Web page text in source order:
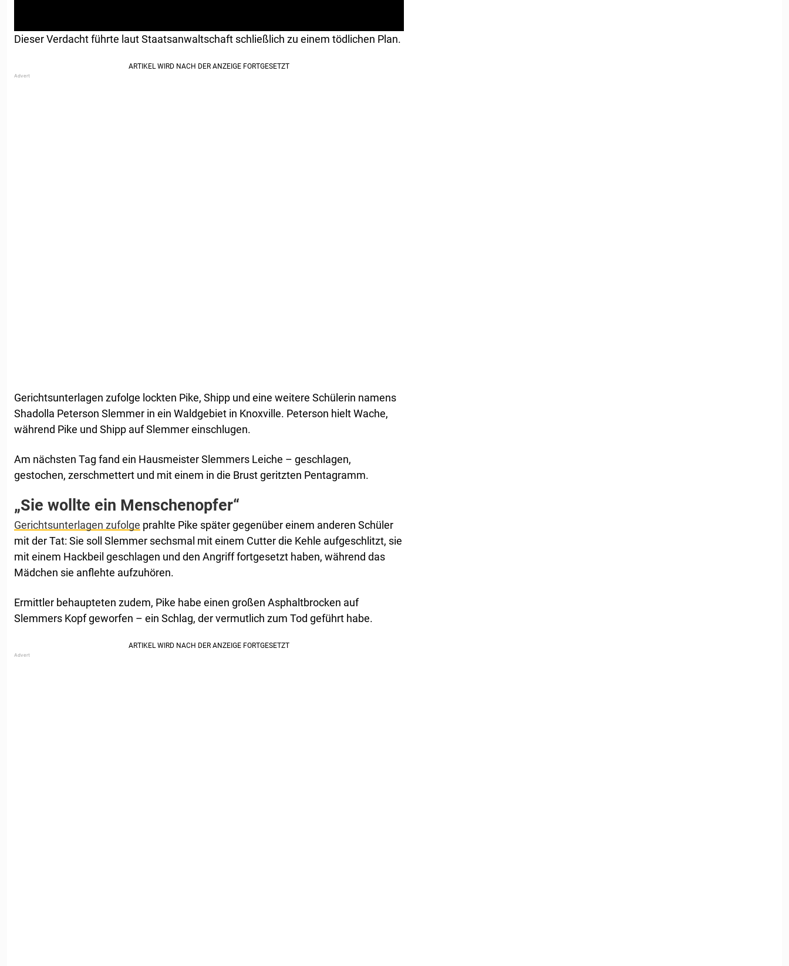
Dieser Verdacht führte laut Staatsanwaltschaft schließlich zu einem tödlichen Plan.
Gerichtsunterlagen zufolge lockten Pike, Shipp und eine weitere Schülerin namens
Shadolla Peterson Slemmer in ein Waldgebiet in Knoxville. Peterson hielt Wache,
während Pike und Shipp auf Slemmer einschlugen.
Am nächsten Tag fand ein Hausmeister Slemmers Leiche – geschlagen,
gestochen, zerschmettert und mit einem in die Brust geritzten Pentagramm.
„Sie wollte ein Menschenopfer“
Gerichtsunterlagen zufolge prahlte Pike später gegenüber einem anderen Schüler
mit der Tat: Sie soll Slemmer sechsmal mit einem Cutter die Kehle aufgeschlitzt, sie
mit einem Hackbeil geschlagen und den Angriff fortgesetzt haben, während das
Mädchen sie anflehte aufzuhören.
Ermittler behaupteten zudem, Pike habe einen großen Asphaltbrocken auf
Slemmers Kopf geworfen – ein Schlag, der vermutlich zum Tod geführt habe.